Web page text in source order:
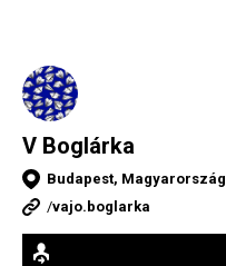
V Boglárka
Budapest, Magyarország
/vajo.boglarka